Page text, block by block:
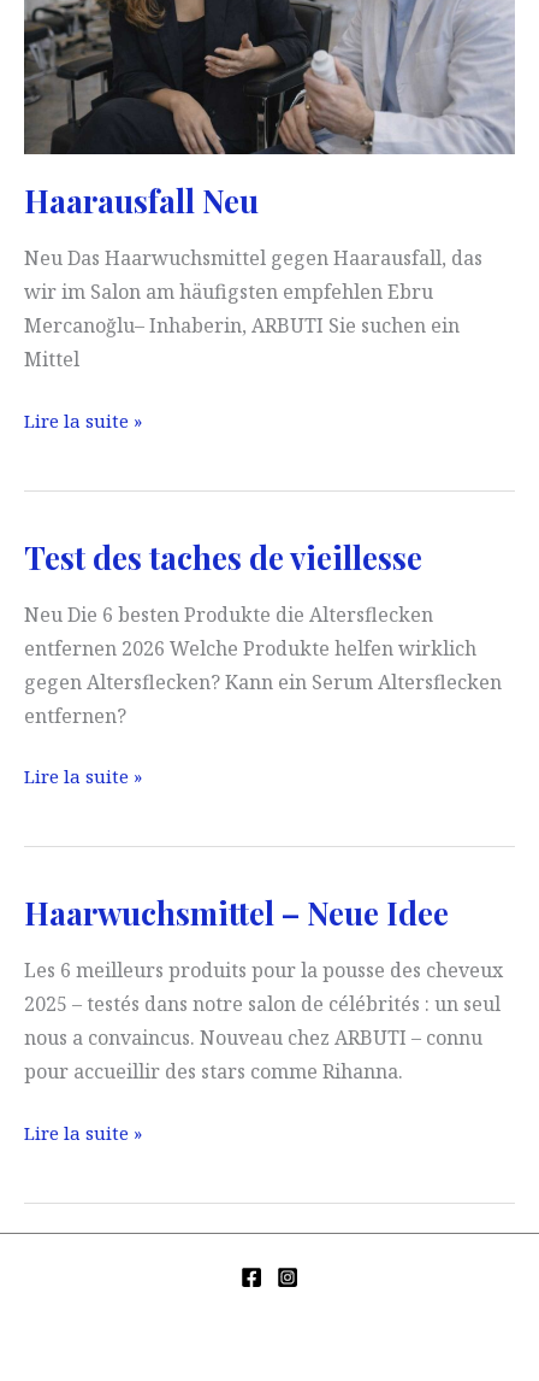
Haarausfall Neu
Neu Das Haarwuchsmittel gegen Haarausfall, das
wir im Salon am häufigsten empfehlen Ebru
Mercanoğlu– Inhaberin, ARBUTI Sie suchen ein
Mittel
Haarausfall
Lire la suite »
Test des taches de vieillesse
Neu Die 6 besten Produkte die Altersflecken
entfernen 2026 Welche Produkte helfen wirklich
gegen Altersflecken? Kann ein Serum Altersflecken
entfernen?
Test
taches
vieillesse
Lire la suite »
Haarwuchsmittel – Neue Idee
Les 6 meilleurs produits pour la pousse des cheveux
2025 – testés dans notre salon de célébrités : un seul
nous a convaincus. Nouveau chez ARBUTI – connu
pour accueillir des stars comme Rihanna.
Haarwuchsmittel
Neue
Idee
Lire la suite »